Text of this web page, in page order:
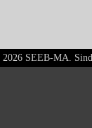
2026 SEEB-MA.